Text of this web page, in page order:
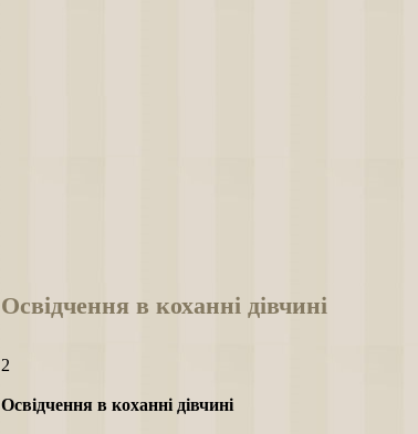
Освідчення в коханні дівчині
2
Освідчення в коханні дівчині